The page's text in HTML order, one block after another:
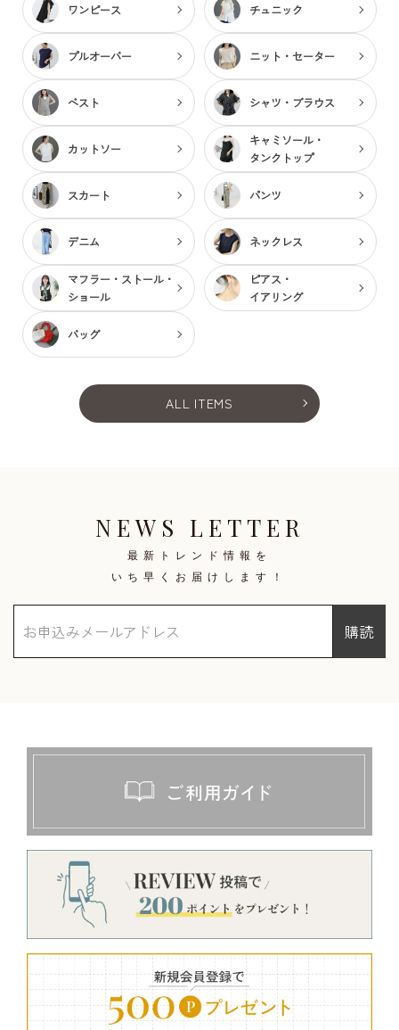
ワンピース チュニック
プルオーバー ニット・セーター
ベスト シャツ・ブラウス
カットソー
キャミソール・
タンクトップ
スカート パンツ
デニム ネックレス
マフラー・ストール・
ショール
ピアス・
イアリング
バッグ
ALL ITEMS
NEWS LETTER
最新トレンド情報を
いち早くお届けします！